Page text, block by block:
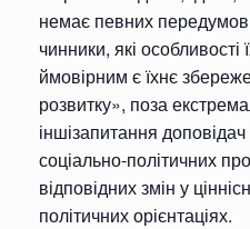
немає певних передумов.
чинники, які
ймовірним є їхнє
розвитку», поза
іншізапитання доповідач
соціально-політичних
відповідних змін у
політичних орієнтаціях.